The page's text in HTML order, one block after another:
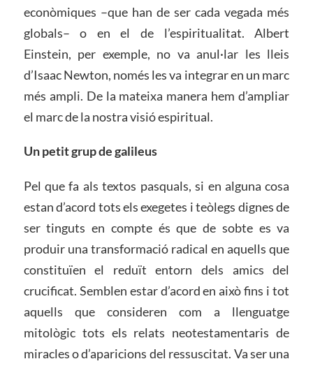
econòmiques –que han de ser cada vegada més
globals– o en el de l’espiritualitat. Albert
Einstein, per exemple, no va anul·lar les lleis
d’Isaac Newton, només les va integrar en un marc
més ampli. De la mateixa manera hem d’ampliar
el marc de la nostra visió espiritual.
Un petit grup de galileus
Pel que fa als textos pasquals, si en alguna cosa
estan d’acord tots els exegetes i teòlegs dignes de
ser tinguts en compte és que de sobte es va
produir una transformació radical en aquells que
constituïen el reduït entorn dels amics del
crucificat. Semblen estar d’acord en això fins i tot
aquells que consideren com a llenguatge
mitològic tots els relats neotestamentaris de
miracles o d’aparicions del ressuscitat. Va ser una